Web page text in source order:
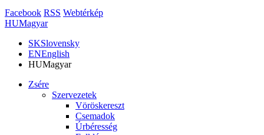
Facebook RSS Webtérkép
HUMagyar
SKSlovensky
ENEnglish
HUMagyar
Zsére
Szervezetek
Vöröskereszt
Csemadok
Úrbéresség